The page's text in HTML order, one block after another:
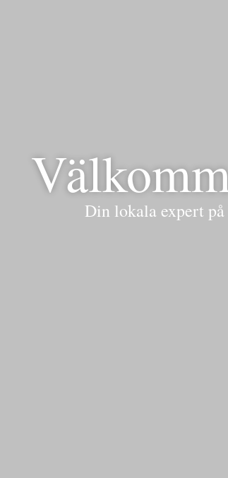
Din lokala expert